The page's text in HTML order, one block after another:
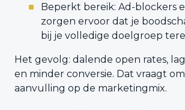
Beperkt bereik: Ad-blockers
zorgen ervoor dat je
bij je volledige doelgroep
Het gevolg: dalende open rates,
en minder conversie. Dat vraagt
aanvulling op de marketingmix.